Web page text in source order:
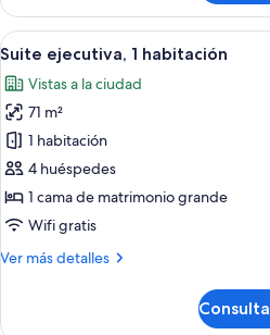
1
cama
de
matrimonio
grande
Abrir
todas
las
fotos
de
Suite
ejecutiva,
1
habitación
2
Suite ejecutiva, 1 habitación
Vistas a la ciudad
71 m²
1 habitación
4 huéspedes
1 cama de matrimonio grande
Wifi gratis
Ver más detalles
Más